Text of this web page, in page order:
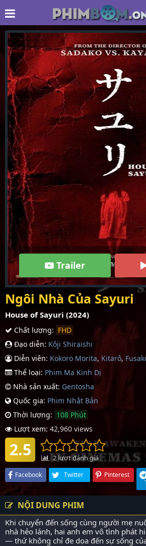
Trailer
Ngôi Nhà Của Sayuri
House of Sayuri (2024)
Chất lượng: FHD
Đạo diễn: Kôji Shiraishi
Diễn viên: Kokoro Morita, Kitarô,
Thể loại: Phim Ma Kinh Dị
Nhà sản xuất: Gentosha
Quốc gia: Phim Nhậ­t Bản
Thời lượng: 108 Phút
Lượt xem: 42,960 views
2.5 2 lượt đánh giá
Facebook Twitter
Pinterest
NỘI DUNG PHIM
Khi chuyển đến sống cùng người mẹ
nhà hẻo lánh, hai anh em vô tình phát
— thứ không chỉ đe dọa đến sự sống